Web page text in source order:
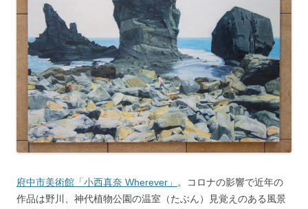
府中市美術館「小西真奈 Wherever」
。コロナの影響で近年の
作品は野川、神代植物公園の温室（たぶん）見覚えのある風景